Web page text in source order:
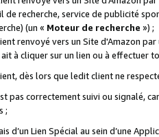
recherche, service de publicité
(un « Moteur de recherche ») ;
renvoyé vers un Site d'Amazon
à cliquer sur un lien ou à
dès lors que ledit client ne
pas correctement suivi ou signalé,
;
d’un Lien Spécial au sein d’une